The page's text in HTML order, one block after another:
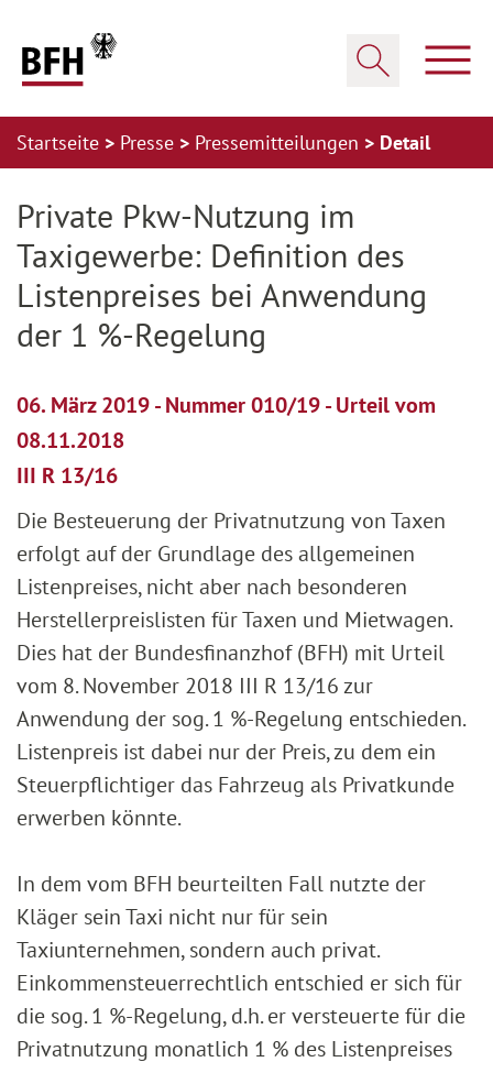
Startseite Presse Pressemitteilungen Detail
Private Pkw-Nutzung im
Taxigewerbe: Definition des
Listenpreises bei Anwendung
der 1 %-Regelung
06. März 2019 - Nummer 010/19 - Urteil vom
08.11.2018
III R 13/16
Die Besteuerung der Privatnutzung von Taxen
erfolgt auf der Grundlage des allgemeinen
Listenpreises, nicht aber nach besonderen
Herstellerpreislisten für Taxen und Mietwagen.
Dies hat der Bundesfinanzhof (BFH) mit Urteil
vom 8. November 2018 III R 13/16 zur
Anwendung der sog. 1 %-Regelung entschieden.
Listenpreis ist dabei nur der Preis, zu dem ein
Steuerpflichtiger das Fahrzeug als Privatkunde
erwerben könnte.
In dem vom BFH beurteilten Fall nutzte der
Kläger sein Taxi nicht nur für sein
Taxiunternehmen, sondern auch privat.
Einkommensteuerrechtlich entschied er sich für
die sog. 1 %-Regelung, d.h. er versteuerte für die
Privatnutzung monatlich 1 % des Listenpreises